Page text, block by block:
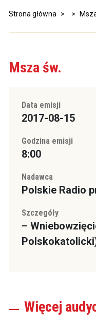
Strona główna > >
Msza św.
Data emisji
2017-08-15
Godzina emisji
8:00
Nadawca
Polskie Radio
Szczegóły
–
Więcej